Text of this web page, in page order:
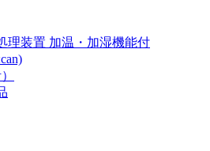
理装置 加温・加湿機能付